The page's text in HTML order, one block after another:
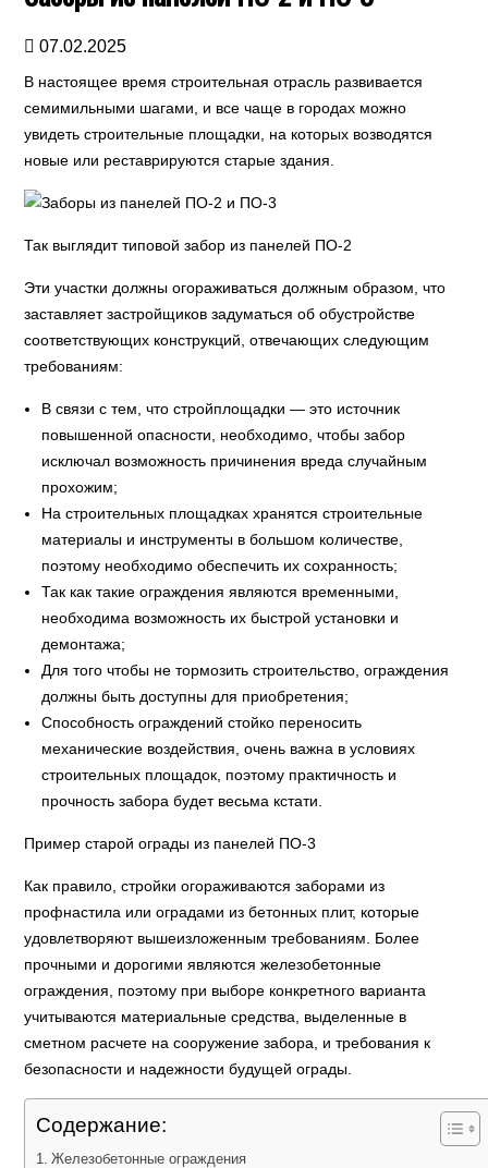
07.02.2025
В настоящее время строительная отрасль развивается
семимильными шагами, и все чаще в городах можно
увидеть строительные площадки, на которых возводятся
новые или реставрируются старые здания.
Так выглядит типовой забор из панелей ПО-2
Эти участки должны огораживаться должным образом, что
заставляет застройщиков задуматься об обустройстве
соответствующих конструкций, отвечающих следующим
требованиям:
В связи с тем, что стройплощадки — это источник
повышенной опасности, необходимо, чтобы забор
исключал возможность причинения вреда случайным
прохожим;
На строительных площадках хранятся строительные
материалы и инструменты в большом количестве,
поэтому необходимо обеспечить их сохранность;
Так как такие ограждения являются временными,
необходима возможность их быстрой установки и
демонтажа;
Для того чтобы не тормозить строительство, ограждения
должны быть доступны для приобретения;
Способность ограждений стойко переносить
механические воздействия, очень важна в условиях
строительных площадок, поэтому практичность и
прочность забора будет весьма кстати.
Пример старой ограды из панелей ПО-3
Как правило, стройки огораживаются заборами из
профнастила или оградами из бетонных плит, которые
удовлетворяют вышеизложенным требованиям. Более
прочными и дорогими являются железобетонные
ограждения, поэтому при выборе конкретного варианта
учитываются материальные средства, выделенные в
сметном расчете на сооружение забора, и требования к
безопасности и надежности будущей ограды.
Содержание:
Железобетонные ограждения